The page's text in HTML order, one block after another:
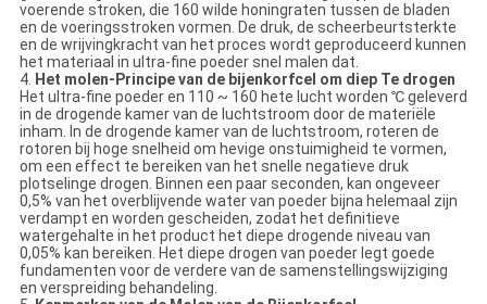
voerende stroken, die 160 wilde honingraten tussen de bladen
en de voeringsstroken vormen. De druk, de scheerbeurtsterkte
en de wrijvingkracht van het proces wordt geproduceerd kunnen
het materiaal in ultra-fine poeder snel malen dat.
4. Het molen-Principe van de bijenkorfcel om diep Te drogen
Het ultra-fine poeder en 110 ~ 160 hete lucht worden ℃ geleverd
in de drogende kamer van de luchtstroom door de materiële
inham. In de drogende kamer van de luchtstroom, roteren de
rotoren bij hoge snelheid om hevige onstuimigheid te vormen,
om een effect te bereiken van het snelle negatieve druk
plotselinge drogen. Binnen een paar seconden, kan ongeveer
0,5% van het overblijvende water van poeder bijna helemaal zijn
verdampt en worden gescheiden, zodat het definitieve
watergehalte in het product het diepe drogende niveau van
0,05% kan bereiken. Het diepe drogen van poeder legt goede
fundamenten voor de verdere van de samenstellingswijziging
en verspreiding behandeling.